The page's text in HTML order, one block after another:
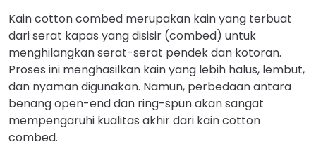
Kain cotton combed merupakan kain yang terbuat
dari serat kapas yang disisir (combed) untuk
menghilangkan serat-serat pendek dan kotoran.
Proses ini menghasilkan kain yang lebih halus, lembut,
dan nyaman digunakan. Namun, perbedaan antara
benang open-end dan ring-spun akan sangat
mempengaruhi kualitas akhir dari kain cotton
combed.